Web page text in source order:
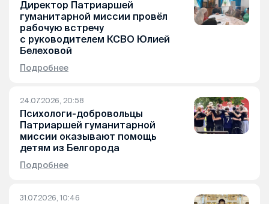
Директор Патриаршей
гуманитарной миссии провёл
рабочую встречу
с руководителем КСВО Юлией
Белеховой
Подробнее
24.07.2026, 20:58
Психологи-добровольцы
Патриаршей гуманитарной
миссии оказывают помощь
детям из Белгорода
Подробнее
31.07.2026, 10:46